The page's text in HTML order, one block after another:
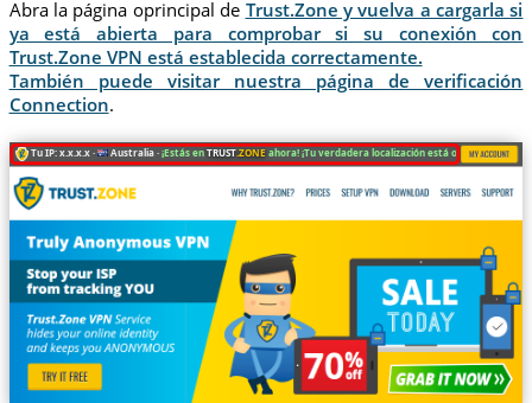
Abra la página oprincipal de Trust.Zone y vuelva a cargarla si
ya está abierta para comprobar si su conexión con
Trust.Zone VPN está establecida correctamente.
También puede visitar nuestra página de verificación
Connection.
Tu IP: x.x.x.x · Australia ·¡Estás enTRUST.ZONE ahora! ¡Tu verdadera localización está oculta!